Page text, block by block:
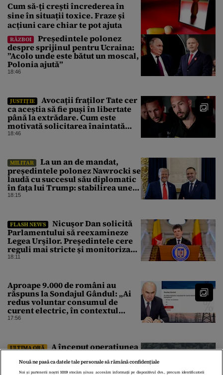
Cum să-ți crești încrederea în
sine în situații toxice. Fraze și
acțiuni care chiar te pot ajuta
RĂZBOI
Președintele polonez
despre sprijinul pentru Ucraina:
”Acolo unde este bătut un moscal,
Polonia ajută”
18:46
JUSTIȚIE
Avocații fraților Tate cer
ca aceștia să fie puși în libertate
până la extrădare. Cum este
motivată solicitarea înaintată
instanței
18:46
MILITAR
La un an de mandat,
președintele polonez Nawrocki se
laudă cu succesul său diplomatic
în fața lui Trump: stabilirea unei
prezențe americane permanente
18:15
FLASH NEWS
Nicuşor Dan solicită
Parlamentului să reexamineze
Legea Urşilor. Președintele cere
reguli mai stricte și monitorizare
în timp real
18:11
Aproape 9.000 de români au
răspuns la Sondajul Gândul: „Ai
redus voluntar consumul de
curent electric, în contextul
crizei energetice?” Rezultatul a
17:56
ULTIMA ORĂ
A început operaţiunea
în Dunăre, pentru creşterea
debitului apei
Nouă ne pasă ca datele tale personale să rămână confidențiale
Noi și partenerii noștri1019 stocăm și/sau accesăm informații pe dispozitivul dvs., precum identificatorii